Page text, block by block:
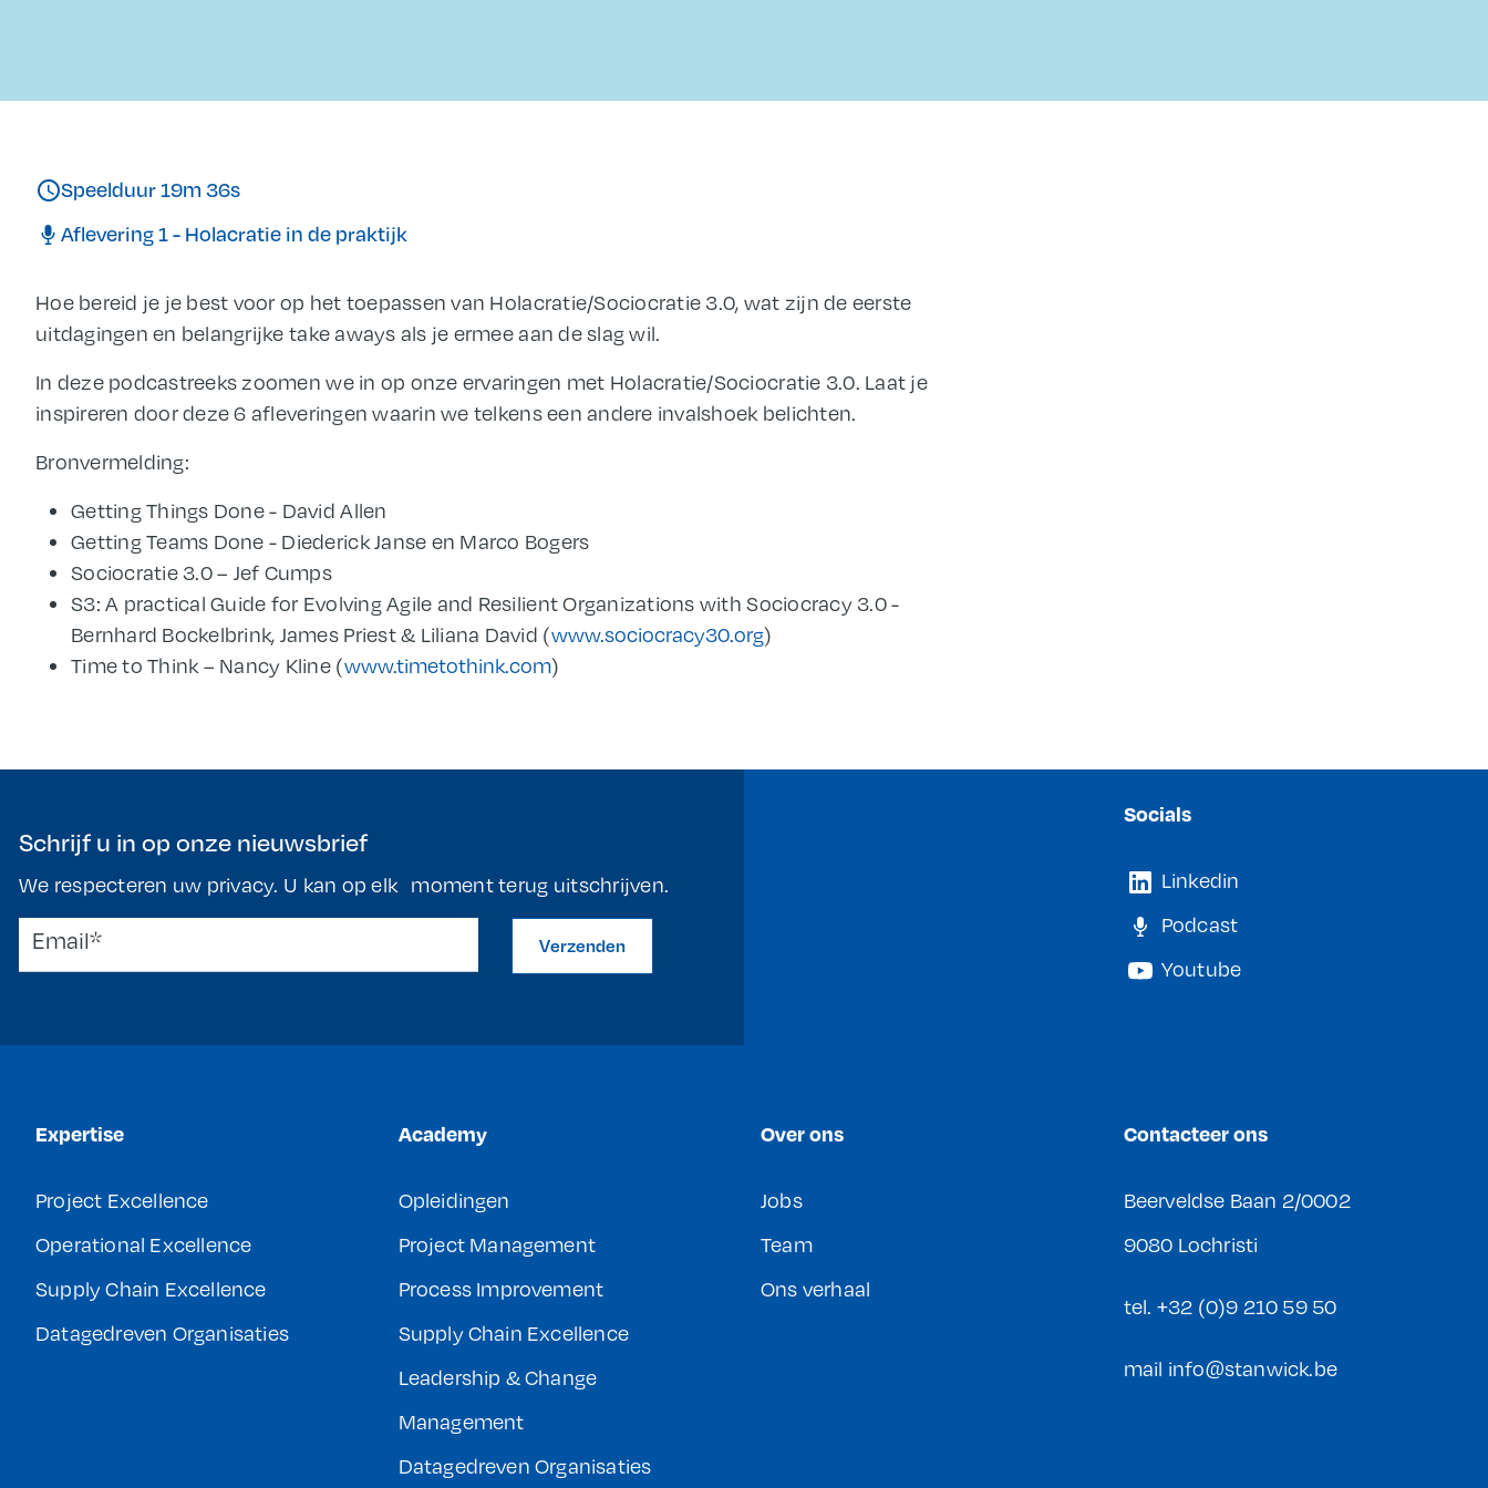
scheduleSpeelduur 19m 36s
Aflevering 1 - Holacratie in de praktijk
Hoe bereid je je best voor op het toepassen van Holacratie/Sociocratie 3.0, wat zijn de eerste
uitdagingen en belangrijke take aways als je ermee aan de slag wil.
In deze podcastreeks zoomen we in op onze ervaringen met Holacratie/Sociocratie 3.0. Laat je
inspireren door deze 6 afleveringen waarin we telkens een andere invalshoek belichten.
Bronvermelding:
Getting Things Done - David Allen
Getting Teams Done - Diederick Janse en Marco Bogers
Sociocratie 3.0 – Jef Cumps
S3: A practical Guide for Evolving Agile and Resilient Organizations with Sociocracy 3.0 -
Bernhard Bockelbrink, James Priest & Liliana David (www.sociocracy30.org)
Time to Think – Nancy Kline (www.timetothink.com)
Schrijf u in op onze nieuwsbrief
We respecteren uw privacy. U kan op elk moment terug uitschrijven.
Verzenden
Socials
Linkedin
Podcast
Youtube
Expertise
Project Excellence
Operational Excellence
Supply Chain Excellence
Datagedreven Organisaties
Academy
Opleidingen
Project Management
Process Improvement
Supply Chain Excellence
Leadership & Change
Management
Datagedreven Organisaties
Over ons
Jobs
Team
Ons verhaal
Contacteer ons
Beerveldse Baan 2/0002
9080 Lochristi
tel. +32 (0)9 210 59 50
mail info@stanwick.be